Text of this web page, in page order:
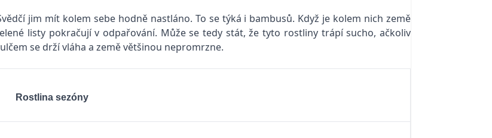
jim mít kolem sebe hodně nastláno. To se týká i bambusů. Když je kolem nich země
listy pokračují v odpařování. Může se tedy stát, že tyto rostliny trápí sucho, ačkoliv
se drží vláha a země většinou nepromrzne.
Rostlina sezóny